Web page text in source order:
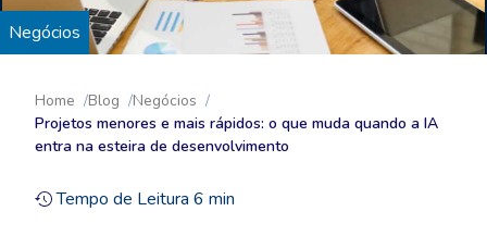
Negócios
Home Blog
Negócios
Projetos menores e mais rápidos: o que muda quando a IA
entra na esteira de desenvolvimento
Tempo de Leitura 6 min